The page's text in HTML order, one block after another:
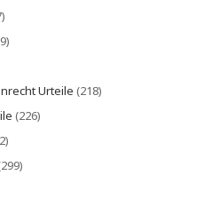
Urteile (218)
(226)